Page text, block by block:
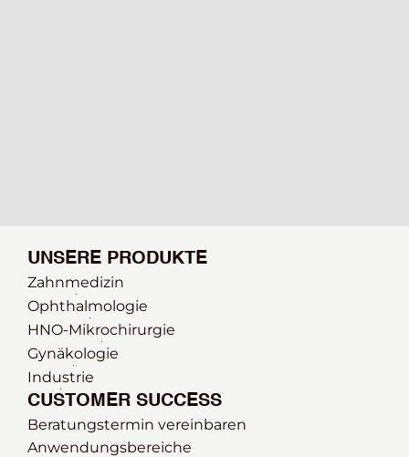
UNSERE PRODUKTE
Zahnmedizin
Ophthalmologie
HNO-Mikrochirurgie
Gynäkologie
Industrie
CUSTOMER SUCCESS
Beratungstermin vereinbaren
Anwendungsbereiche